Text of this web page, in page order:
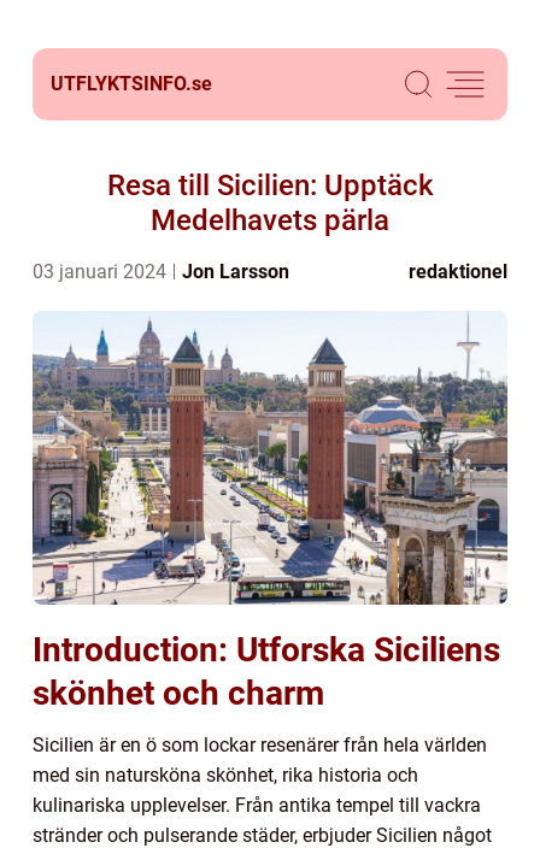
UTFLYKTSINFO.se
Resa till Sicilien: Upptäck
Medelhavets pärla
03 januari 2024 Jon Larsson redaktionel
Introduction: Utforska Siciliens
skönhet och charm
Sicilien är en ö som lockar resenärer från hela världen
med sin natursköna skönhet, rika historia och
kulinariska upplevelser. Från antika tempel till vackra
stränder och pulserande städer, erbjuder Sicilien något